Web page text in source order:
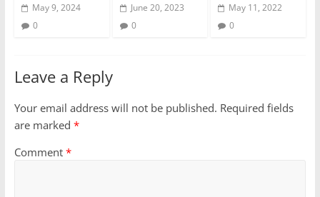
May 9, 2024
0
June 20, 2023
0
May 11, 2022
0
Leave a Reply
Your email address will not be published. Required fields
are marked *
Comment *